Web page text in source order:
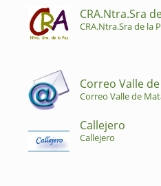
CRA.Ntra.Sra
CRA.Ntra.Sra de la
Correo Valle
Correo Valle de
Callejero
Callejero